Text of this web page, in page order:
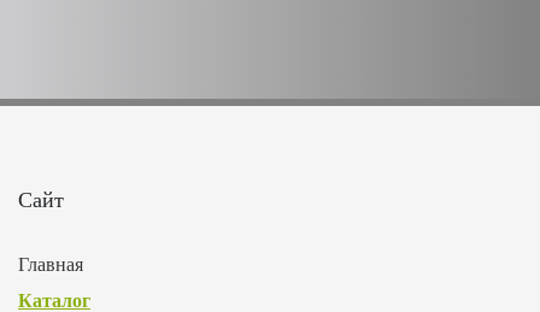
Сайт
Главная
Каталог